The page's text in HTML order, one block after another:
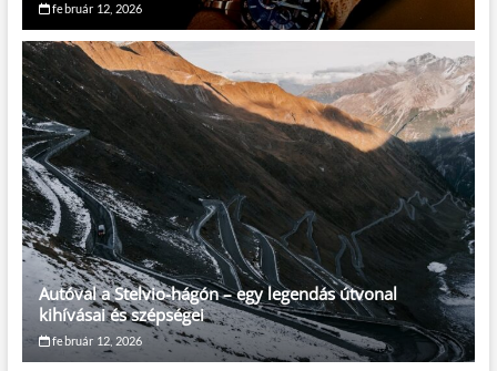
február 12, 2026
Autóval a Stelvio-hágón – egy legendás útvonal
kihívásai és szépségei
február 12, 2026